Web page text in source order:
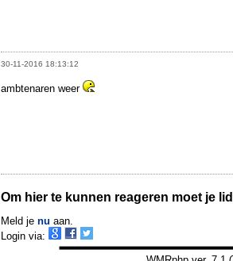
30-11-2016 18:13:12
ambtenaren weer
Om hier te kunnen reageren moet je
Meld je nu aan.
Login via: